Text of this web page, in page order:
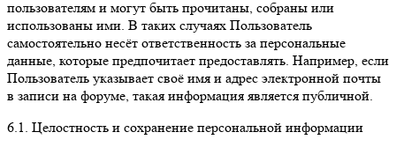
пользователям и могут быть прочитаны, собраны или
использованы ими. В таких случаях Пользователь
самостоятельно несёт ответственность за персональные
данные, которые предпочитает предоставлять. Например, если
Пользователь указывает своё имя и адрес электронной почты
в записи на форуме, такая информация является публичной.
6.1. Целостность и сохранение персональной информации